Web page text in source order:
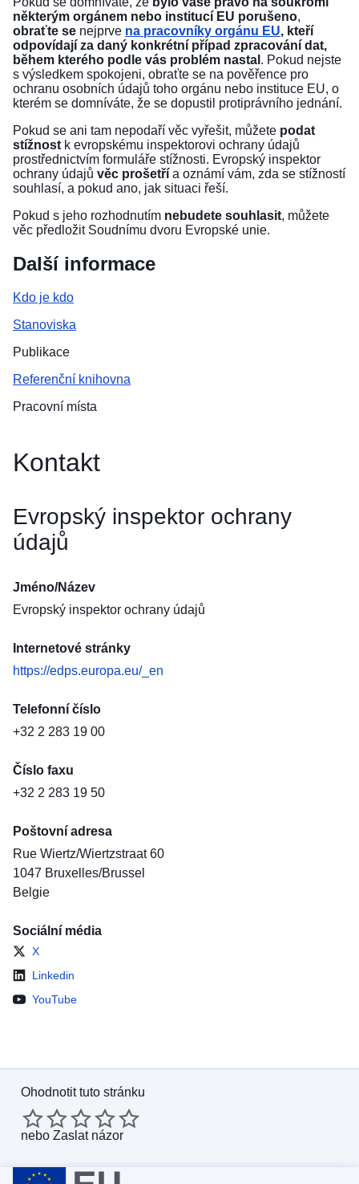
některým orgánem nebo institucí EU porušeno,
obraťte se nejprve na pracovníky orgánu EU, kteří
odpovídají za daný konkrétní případ zpracování dat,
během kterého podle vás problém nastal . Pokud nejste
s výsledkem spokojeni, obraťte se na pověřence pro
ochranu osobních údajů toho orgánu nebo instituce EU, o
kterém se domníváte, že se dopustil protiprávního jednání.
Pokud se ani tam nepodaří věc vyřešit, můžete podat
stížnost k evropskému inspektorovi ochrany údajů
prostřednictvím formuláře stížnosti. Evropský inspektor
ochrany údajů věc prošetří a oznámí vám, zda se stížností
souhlasí, a pokud ano, jak situaci řeší.
Pokud s jeho rozhodnutím nebudete souhlasit, můžete
věc předložit Soudnímu dvoru Evropské unie.
Další informace
Kdo je kdo
Stanoviska
Publikace
Referenční knihovna
Pracovní místa
Kontakt
Evropský inspektor ochrany
údajů
Jméno/Název
Evropský inspektor ochrany údajů
Internetové stránky
https://edps.europa.eu/_en
Telefonní číslo
+32 2 283 19 00
Číslo faxu
+32 2 283 19 50
Poštovní adresa
Rue Wiertz/Wiertzstraat 60
1047 Bruxelles/Brussel
Belgie
Sociální média
X
Linkedin
YouTube
Ohodnotit tuto stránku
nebo Zaslat názor